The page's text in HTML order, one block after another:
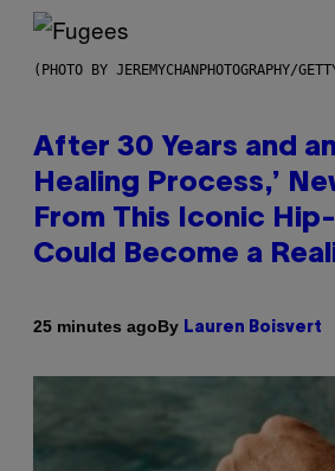
(PHOTO BY JEREMYCHANPHOTOGRAPHY/
After 30 Years and
Healing Process,’
From This Iconic
Could Become a
25 minutes agoBy Lauren Boisvert